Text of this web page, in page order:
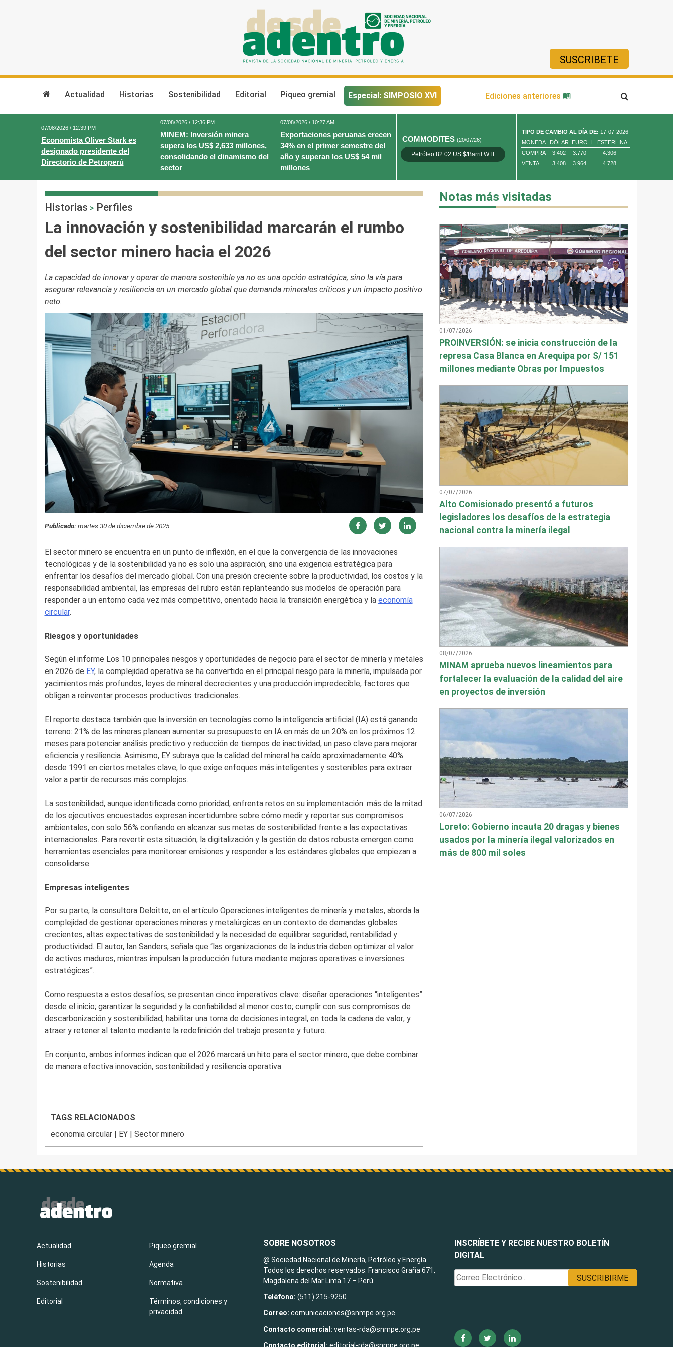
SUSCRIBETE
Actualidad Historias Sostenibilidad Editorial Piqueo gremial Especial: SIMPOSIO XVI Ediciones anteriores
07/08/2026 / 12:39 PM
Economista Oliver Stark es
designado presidente del
Directorio de Petroperú
07/08/2026 / 12:36 PM
MINEM: Inversión minera
supera los US$ 2,633 millones,
consolidando el dinamismo del
sector
07/08/2026 / 10:27 AM
Exportaciones peruanas crecen
34% en el primer semestre del
año y superan los US$ 54 mil
millones
COMMODITES(20/07/26)
Petróleo 82.02 US $/Barril WTI Oro 4,010.80 US $/ Oz. Tr.
TIPO DE CAMBIO AL DÍA DE: 17-07-2026
MONEDA
DÓLAR EURO
L. ESTERLINA
COMPRA
3.402 3.770
4.306
VENTA
3.408 3.964 4.728
Historias > Perfiles
La innovación y sostenibilidad marcarán el rumbo
del sector minero hacia el 2026
La capacidad de innovar y operar de manera sostenible ya no es una opción estratégica, sino la vía para
asegurar relevancia y resiliencia en un mercado global que demanda minerales críticos y un impacto positivo
neto.
Publicado:martes 30 de diciembre de 2025
El sector minero se encuentra en un punto de inflexión, en el que la convergencia de las innovaciones
tecnológicas y de la sostenibilidad ya no es solo una aspiración, sino una exigencia estratégica para
enfrentar los desafíos del mercado global. Con una presión creciente sobre la productividad, los costos y la
responsabilidad ambiental, las empresas del rubro están replanteando sus modelos de operación para
responder a un entorno cada vez más competitivo, orientado hacia la transición energética y la economía
circular.
Riesgos y oportunidades
Según el informe Los 10 principales riesgos y oportunidades de negocio para el sector de minería y metales
en 2026 de EY, la complejidad operativa se ha convertido en el principal riesgo para la minería, impulsada por
yacimientos más profundos, leyes de mineral decrecientes y una producción impredecible, factores que
obligan a reinventar procesos productivos tradicionales.
El reporte destaca también que la inversión en tecnologías como la inteligencia artificial (IA) está ganando
terreno: 21% de las mineras planean aumentar su presupuesto en IA en más de un 20% en los próximos 12
meses para potenciar análisis predictivo y reducción de tiempos de inactividad, un paso clave para mejorar
eficiencia y resiliencia. Asimismo, EY subraya que la calidad del mineral ha caído aproximadamente 40%
desde 1991 en ciertos metales clave, lo que exige enfoques más inteligentes y sostenibles para extraer
valor a partir de recursos más complejos.
La sostenibilidad, aunque identificada como prioridad, enfrenta retos en su implementación: más de la mitad
de los ejecutivos encuestados expresan incertidumbre sobre cómo medir y reportar sus compromisos
ambientales, con solo 56% confiando en alcanzar sus metas de sostenibilidad frente a las expectativas
internacionales. Para revertir esta situación, la digitalización y la gestión de datos robusta emergen como
herramientas esenciales para monitorear emisiones y responder a los estándares globales que empiezan a
consolidarse.
Empresas inteligentes
Por su parte, la consultora Deloitte, en el artículo Operaciones inteligentes de minería y metales, aborda la
complejidad de gestionar operaciones mineras y metalúrgicas en un contexto de demandas globales
crecientes, altas expectativas de sostenibilidad y la necesidad de equilibrar seguridad, rentabilidad y
productividad. El autor, Ian Sanders, señala que “las organizaciones de la industria deben optimizar el valor
de activos maduros, mientras impulsan la producción futura mediante mejoras operativas e inversiones
estratégicas”.
Como respuesta a estos desafíos, se presentan cinco imperativos clave: diseñar operaciones “inteligentes”
desde el inicio; garantizar la seguridad y la confiabilidad al menor costo; cumplir con sus compromisos de
descarbonización y sostenibilidad; habilitar una toma de decisiones integral, en toda la cadena de valor; y
atraer y retener al talento mediante la redefinición del trabajo presente y futuro.
En conjunto, ambos informes indican que el 2026 marcará un hito para el sector minero, que debe combinar
de manera efectiva innovación, sostenibilidad y resiliencia operativa.
TAGS RELACIONADOS
economia circular | EY |Sector minero
Notas más visitadas
01/07/2026
PROINVERSIÓN: se inicia construcción de la
represa Casa Blanca en Arequipa por S/ 151
millones mediante Obras por Impuestos
07/07/2026
Alto Comisionado presentó a futuros
legisladores los desafíos de la estrategia
nacional contra la minería ilegal
08/07/2026
MINAM aprueba nuevos lineamientos para
fortalecer la evaluación de la calidad del aire
en proyectos de inversión
06/07/2026
Loreto: Gobierno incauta 20 dragas y bienes
usados por la minería ilegal valorizados en
más de 800 mil soles
INSCRÍBETE Y RECIBE NUESTRO BOLETÍN
DIGITAL
Actualidad
Historias
Sostenibilidad
Editorial
Piqueo gremial
Agenda
Normativa
Términos, condiciones y
privacidad
SOBRE NOSOTROS
@ Sociedad Nacional de Minería, Petróleo y Energía.
Todos los derechos reservados. Francisco Graña 671,
Magdalena del Mar Lima 17 – Perú
Teléfono: (511) 215-9250
Correo:comunicaciones@snmpe.org.pe
Contacto comercial: ventas-rda@snmpe.org.pe
Contacto editorial: editorial-rda@snmpe.org.pe